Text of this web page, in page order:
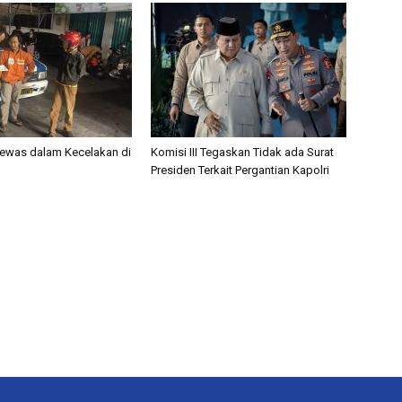
dalam Kecelakan di
Komisi III Tegaskan Tidak ada Surat
Presiden Terkait Pergantian Kapolri